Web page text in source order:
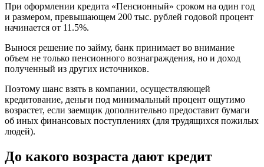
При оформлении кредита «Пенсионный» сроком на один год
и размером, превышающем 200 тыс. рублей годовой процент
начинается от 11.5%.
Вынося решение по займу, банк принимает во внимание
объем не только пенсионного вознаграждения, но и доход
полученный из других источников.
Поэтому шанс взять в компании, осуществляющей
кредитование, деньги под минимальный процент ощутимо
возрастет, если заемщик дополнительно предоставит бумаги
об иных финансовых поступлениях (для трудящихся пожилых
людей).
До какого возраста дают кредит